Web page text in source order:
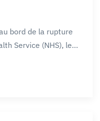
bord de la rupture
Service (NHS), le…